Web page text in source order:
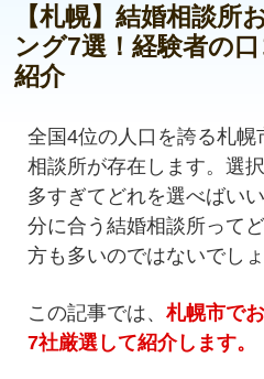
【札幌】結婚相談所
ング7選！経験者の
紹介
全国4位の人口を誇る札
相談所が存在します。選
多すぎてどれを選べばい
分に合う結婚相談所って
方も多いのではないでしょ
この記事では、札幌市で
7社厳選して紹介します。